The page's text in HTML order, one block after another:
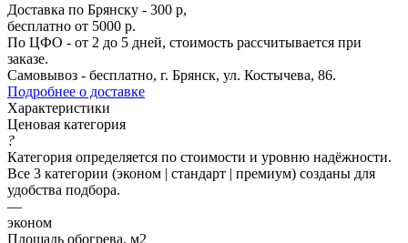
Доставка по Брянску - 300 р,
бесплатно от 5000 р.
По ЦФО - от 2 до 5 дней, стоимость рассчитывается при
заказе.
Самовывоз - бесплатно, г. Брянск, ул. Костычева, 86.
Подробнее о доставке
Характеристики
Ценовая категория
?
Категория определяется по стоимости и уровню надёжности.
Все 3 категории (эконом | стандарт | премиум) созданы для
удобства подбора.
—
эконом
Площадь обогрева, м2